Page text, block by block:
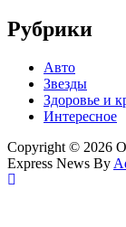
Рубрики
Авто
Звезды
Здоровье и
Интересное
Copyright © 2026
Express News By